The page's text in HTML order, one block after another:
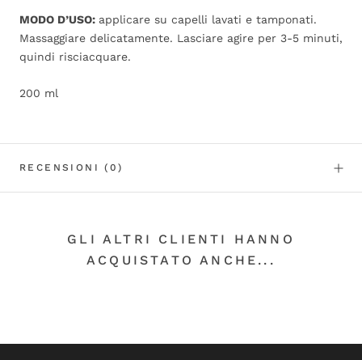
MODO D’USO: applicare su capelli lavati e tamponati.
Massaggiare delicatamente. Lasciare agire per 3-5 minuti,
quindi risciacquare.
200 ml
RECENSIONI(0)
GLI ALTRI CLIENTI HANNO
ACQUISTATO ANCHE...